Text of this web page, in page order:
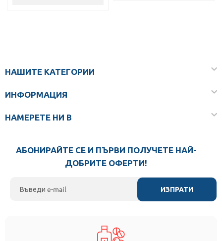
НАШИТЕ КАТЕГОРИИ
ИНФОРМАЦИЯ
НАМЕРЕТЕ НИ В
АБОНИРАЙТЕ СЕ И ПЪРВИ ПОЛУЧЕТЕ НАЙ-
ДОБРИТЕ ОФЕРТИ!
ИЗПРАТИ